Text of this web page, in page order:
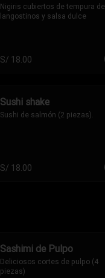
Nigiris cubiertos de tempura de
langostinos y salsa dulce
S/ 18.00
Sushi shake
Sushi de salmón (2 piezas).
S/ 18.00
Sashimi de Pulpo
Deliciosos cortes de pulpo (4
piezas)